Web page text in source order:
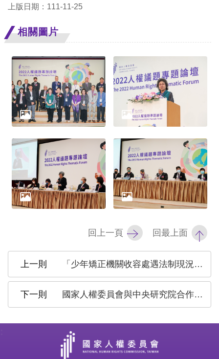
政
隱
私
保
護
政
策
政
府
網
站
放
告
上版日期：111-11-25
相關圖片
回上一頁 回最上面
「少年矯正機關收容處遇法制現況、變革與展望」座談會
國家人權委員會與中央研究院合作辦理「資訊科技防疫與人權挑戰」國際研討會 探討數位科技對人權的挑戰